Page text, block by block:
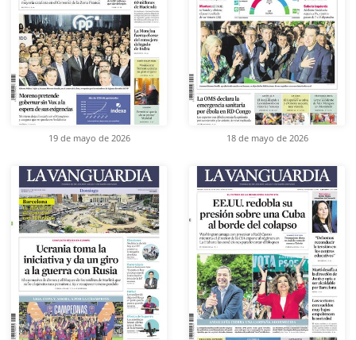
19 de mayo de 2026 18 de mayo de 2026